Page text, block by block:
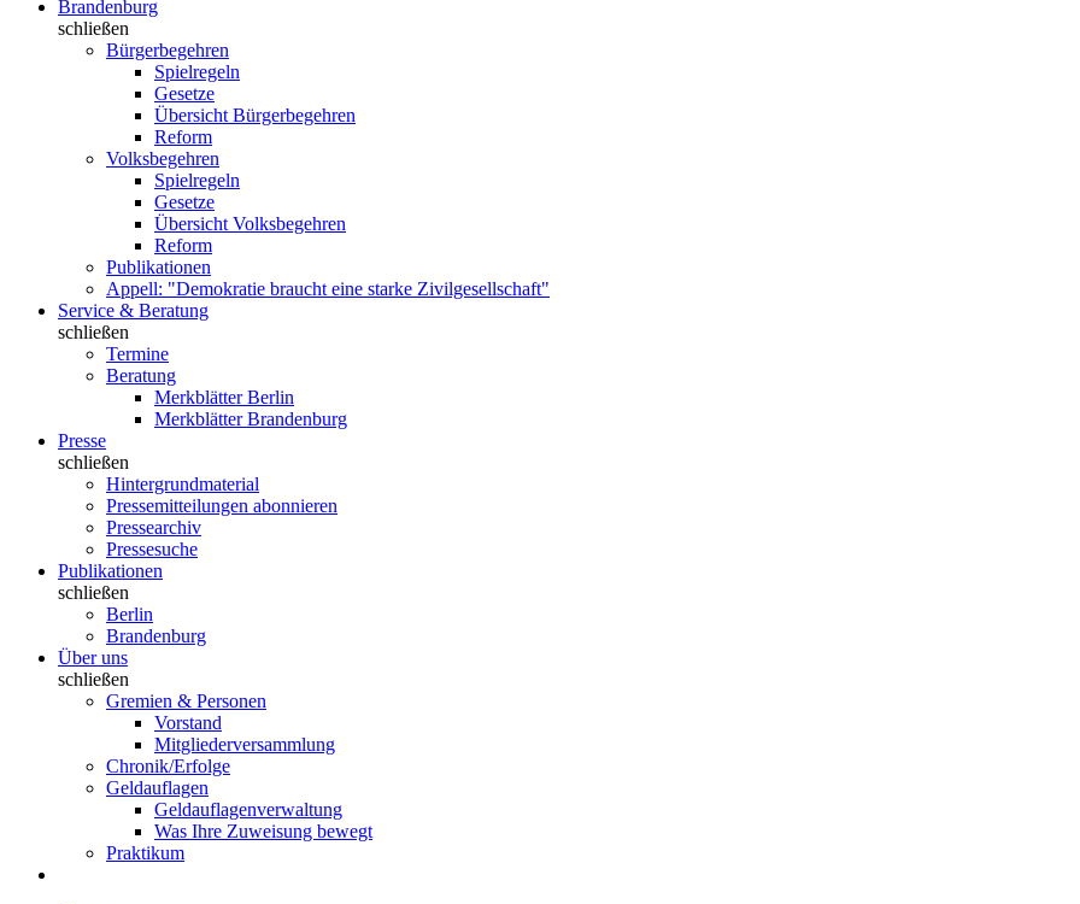
Brandenburg
schließen
Bürgerbegehren
Spielregeln
Gesetze
Übersicht Bürgerbegehren
Reform
Volksbegehren
Spielregeln
Gesetze
Übersicht Volksbegehren
Reform
Publikationen
Appell: "Demokratie braucht eine starke Zivilgesellschaft"
Service & Beratung
schließen
Termine
Beratung
Merkblätter Berlin
Merkblätter Brandenburg
Presse
schließen
Hintergrundmaterial
Pressemitteilungen abonnieren
Pressearchiv
Pressesuche
Publikationen
schließen
Berlin
Brandenburg
Über uns
schließen
Gremien & Personen
Vorstand
Mitgliederversammlung
Chronik/Erfolge
Geldauflagen
Geldauflagenverwaltung
Was Ihre Zuweisung bewegt
Praktikum